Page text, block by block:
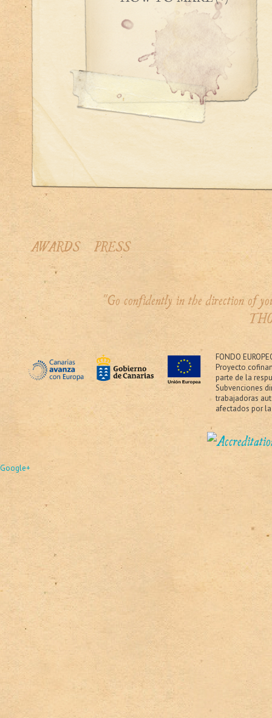
AWARDS PRESS
"Go confidently in the direction of
FONDO
Proyecto
parte de la
Subvenciones
trabajadoras
afectados por
Google+